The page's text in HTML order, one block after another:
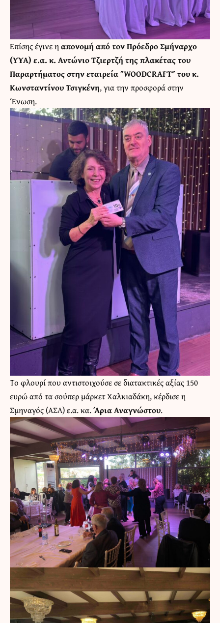
Επίσης έγινε η απονομή από τον Πρόεδρο Σμήναρχο
(ΥΥΑ) ε.α. κ. Αντώνιο Τζιερτζή της πλακέτας του
Παραρτήματος στην εταιρεία ″WOODCRAFT″ του κ.
Κωνσταντίνου Τσιγκένη, για την προσφορά στην
Ένωση.
Το φλουρί που αντιστοιχούσε σε διατακτικές αξίας 150
ευρώ από τα σούπερ μάρκετ Χαλκιαδάκη, κέρδισε η
Σμηναγός (ΑΣΛ) ε.α. κα.Άρια Αναγνώστου.